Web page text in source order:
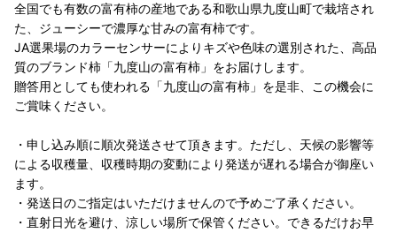
全国でも有数の富有柿の産地である和歌山県九度山町で栽培され
た、ジューシーで濃厚な甘みの富有柿です。
JA選果場のカラーセンサーによりキズや色味の選別された、高品
質のブランド柿「九度山の富有柿」をお届けします。
贈答用としても使われる「九度山の富有柿」を是非、この機会に
ご賞味ください。
・申し込み順に順次発送させて頂きます。ただし、天候の影響等
による収穫量、収穫時期の変動により発送が遅れる場合が御座い
ます。
・発送日のご指定はいただけませんので予めご了承ください。
・直射日光を避け、涼しい場所で保管ください。できるだけお早